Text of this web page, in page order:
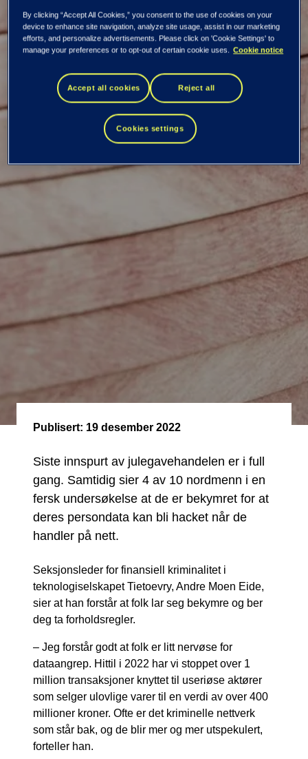
Frykter å bli hacket
under julehandelen
Hver fjerde nordmann er bekymret for å bli hacket når de
Publisert: 19 desember 2022
Siste innspurt av julegavehandelen er i full
gang. Samtidig sier 4 av 10 nordmenn i en
fersk undersøkelse at de er bekymret for at
deres persondata kan bli hacket når de
handler på nett.
Seksjonsleder for finansiell kriminalitet i
teknologiselskapet Tietoevry, Andre Moen Eide,
sier at han forstår at folk lar seg bekymre og ber
deg ta forholdsregler.
– Jeg forstår godt at folk er litt nervøse for
dataangrep. Hittil i 2022 har vi stoppet over 1
million transaksjoner knyttet til useriøse aktører
som selger ulovlige varer til en verdi av over 400
millioner kroner. Ofte er det kriminelle nettverk
som står bak, og de blir mer og mer utspekulert,
forteller han.
By clicking “Accept All Cookies,” you consent to the use of cookies on your
device to enhance site navigation, analyze site usage, assist in our marketing
efforts, and personalize advertisements. Please click on 'Cookie Settings' to
manage your preferences or to opt-out of certain cookie uses. Cookie notice
Accept all cookies Reject all
Cookies settings